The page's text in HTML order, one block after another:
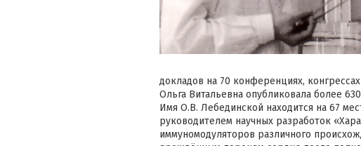
докладов на 70 конференциях,
Ольга Витальевна опубликовала более
Имя О.В. Лебединской находится на 67
руководителем научных разработок
иммуномодуляторов различного